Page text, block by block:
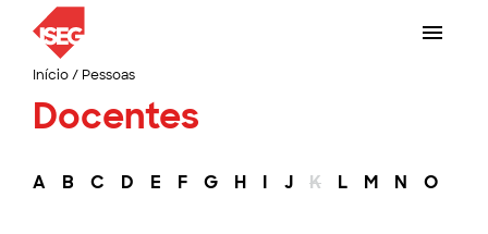
Início/ Pessoas
Docentes
A B C D E F G H I J K L M N O